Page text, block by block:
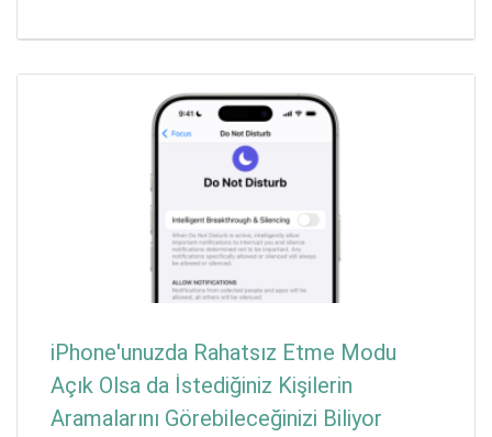
iPhone'unuzda Rahatsız Etme Modu
Açık Olsa da İstediğiniz Kişilerin
Aramalarını Görebileceğinizi Biliyor